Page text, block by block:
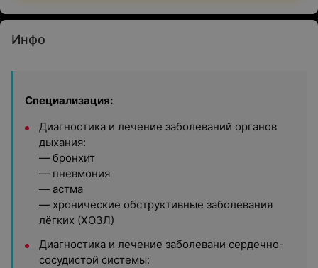
Инфо
Специализация:
Диагностика и лечение заболеваний органов
дыхания:
— бронхит
— пневмония
— астма
— хронические обструктивные заболевания
лёгких (ХОЗЛ)
Диагностика и лечение заболевани сердечно-
сосудистой системы: